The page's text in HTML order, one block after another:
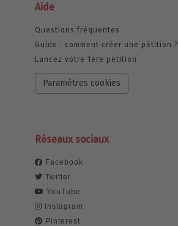
Aide
Questions fréquentes
Guide : comment créer une pétition ?
Lancez votre 1ère pétition
Paramètres cookies
Réseaux sociaux
Facebook
Twitter
YouTube
Instagram
Pinterest